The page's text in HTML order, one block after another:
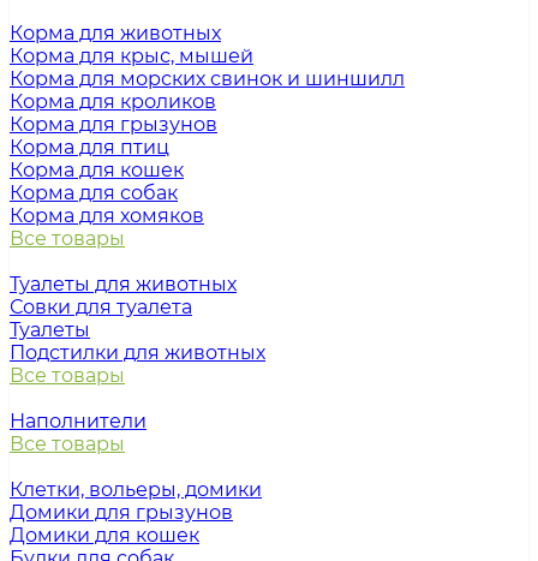
Корма для животных
Корма для крыс, мышей
Корма для морских свинок и шиншилл
Корма для кроликов
Корма для грызунов
Корма для птиц
Корма для кошек
Корма для собак
Корма для хомяков
Все товары
Туалеты для животных
Совки для туалета
Туалеты
Подстилки для животных
Все товары
Наполнители
Все товары
Клетки, вольеры, домики
Домики для грызунов
Домики для кошек